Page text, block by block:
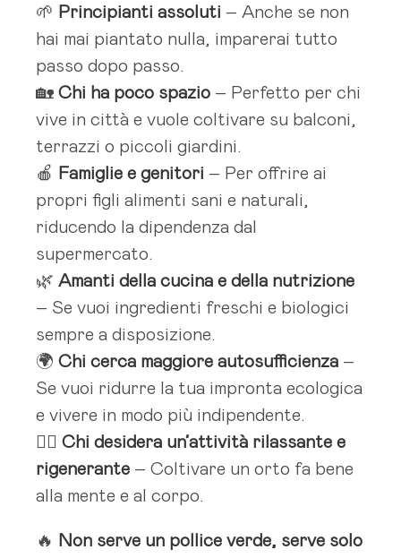
🌱 Principianti assoluti – Anche se non
hai mai piantato nulla, imparerai tutto
passo dopo passo.
🏡 Chi ha poco spazio – Perfetto per chi
vive in città e vuole coltivare su balconi,
terrazzi o piccoli giardini.
🍎 Famiglie e genitori – Per offrire ai
propri figli alimenti sani e naturali,
riducendo la dipendenza dal
supermercato.
🌿 Amanti della cucina e della nutrizione
– Se vuoi ingredienti freschi e biologici
sempre a disposizione.
🌍 Chi cerca maggiore autosufficienza –
Se vuoi ridurre la tua impronta ecologica
e vivere in modo più indipendente.
🧘‍♂️ Chi desidera un’attività rilassante e
rigenerante – Coltivare un orto fa bene
alla mente e al corpo.
🔥 Non serve un pollice verde, serve solo